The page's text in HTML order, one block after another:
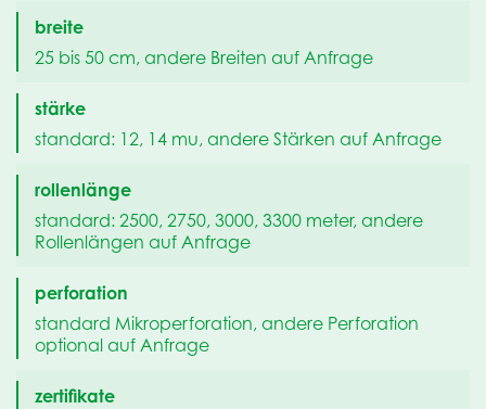
breite
25 bis 50 cm, andere Breiten auf Anfrage
stärke
standard: 12, 14 mu, andere Stärken auf Anfrage
rollenlänge
standard: 2500, 2750, 3000, 3300 meter, andere
Rollenlängen auf Anfrage
perforation
standard Mikroperforation, andere Perforation
optional auf Anfrage
zertifikate